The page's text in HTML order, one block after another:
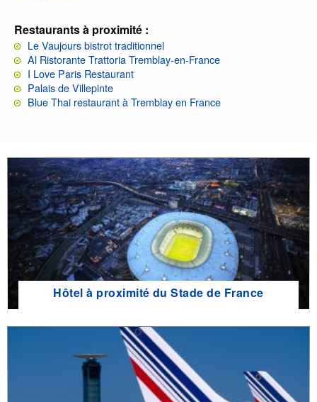
Restaurants à proximité :
Le Vaujours bistrot traditionnel
Al Ristorante Trattoria Tremblay-en-France
I Love Paris Restaurant
Palais de Villepinte
Blue Thai restaurant à Tremblay en France
Hôtel à proximité du Stade de France